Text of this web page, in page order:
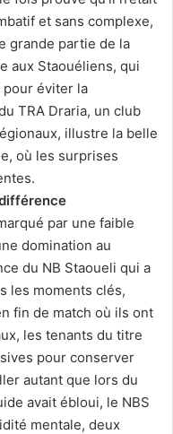
et sans complexe,
grande partie de la
aux Staouéliens, qui
éviter la
TRA Draria, un club
illustre la belle
où les surprises
par une faible
domination au
du NB Staoueli qui a
les moments clés,
fin de match où ils ont
les tenants du titre
pour conserver
autant que lors du
avait ébloui, le NBS
mentale, deux